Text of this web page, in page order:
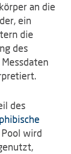
an die
ein
die
des
des
Pool wird